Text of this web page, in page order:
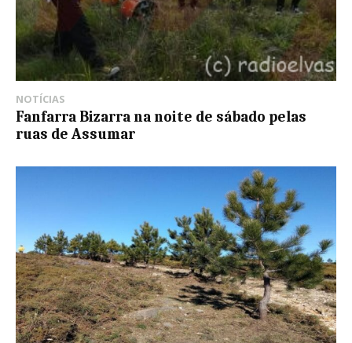
NOTÍCIAS
Fanfarra Bizarra na noite de sábado pelas
ruas de Assumar